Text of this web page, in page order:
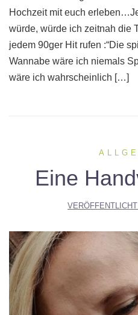
Hochzeit mit euch
würde, würde ich zeitnah die
jedem 90ger Hit rufen :“Die
Wannabe wäre ich niemals
wäre ich wahrscheinlich […]
Eine
VERÖFFENTLICHT